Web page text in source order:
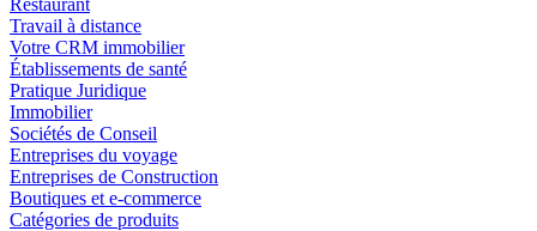
Restaurant
Travail à distance
Votre CRM immobilier
Établissements de santé
Pratique Juridique
Immobilier
Sociétés de Conseil
Entreprises du voyage
Entreprises de Construction
Boutiques et e-commerce
Catégories de produits